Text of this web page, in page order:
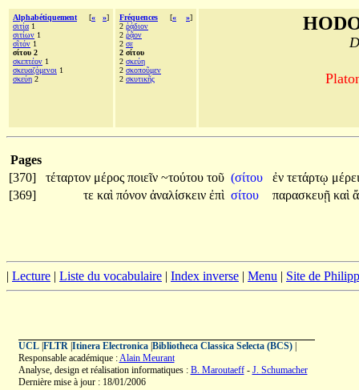
Alphabétiquement [« »]
σιτία 1
σιτίων 1
σῖτόν 1
σίτου 2
σκεπτέον 1
σκευαζόμενοι 1
σκεύη 2
Fréquences [« »]
2 ῥᾴδιον
2 ῥᾷον
2 σε
2 σίτου
2 σκεύη
2 σκοποῦμεν
2 σκυτικῆς
Pages
[370]
τέταρτον μέρος ποιεῖν ~τούτου τοῦ (σίτου ἐν τετάρτῳ
[369]
τε καὶ πόνον ἀναλίσκειν ἐπὶ σίτου παρασκευῇ καὶ
| Lecture | Liste du vocabulaire | Index inverse | Menu | Site de
UCL| FLTR| Itinera Electronica| Bibliotheca Classica Selecta (BCS)|
Responsable académique :Alain Meurant
Analyse, design et réalisation informatiques : B. Maroutaeff- J. Schumacher
Dernière mise à jour : 18/01/2006